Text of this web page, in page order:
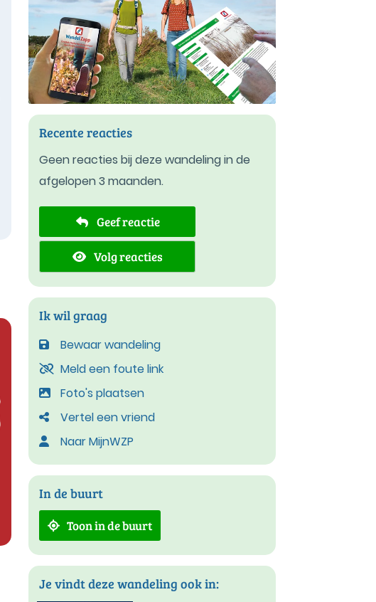
Recente reacties
Geen reacties bij deze wandeling in de
afgelopen 3 maanden.
Geef reactie
Volg reacties
Ik wil graag
Bewaar wandeling
Meld een foute link
Foto's plaatsen
Vertel een vriend
Naar MijnWZP
In de buurt
Toon in de buurt
Je vindt deze wandeling ook in: